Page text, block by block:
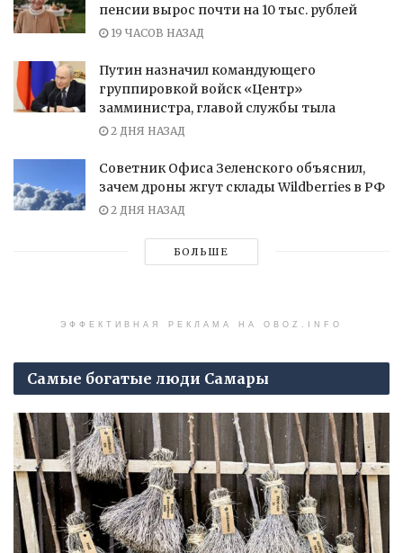
пенсии вырос почти на 10 тыс. рублей
19 ЧАСОВ НАЗАД
Путин назначил командующего
группировкой войск «Центр»
замминистра, главой службы тыла
2 ДНЯ НАЗАД
Советник Офиса Зеленского объяснил,
зачем дроны жгут склады Wildberries в РФ
2 ДНЯ НАЗАД
БОЛЬШЕ
ЭФФЕКТИВНАЯ РЕКЛАМА НА OBOZ.INFO
Самые богатые люди Самары